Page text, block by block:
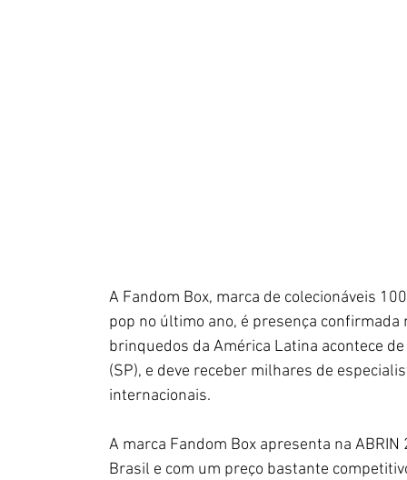
A Fandom Box, marca de colecionáveis
pop no último ano, é presença confirmada
brinquedos da América Latina acontece
(SP), e deve receber milhares de
internacionais.
A marca Fandom Box apresenta na
Brasil e com um preço bastante